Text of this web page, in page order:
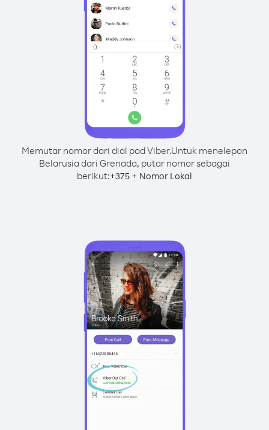
Memutar nomor dari dial pad Viber.Untuk menelepon
Belarusia dari Grenada, putar nomor sebagai
berikut:+375 + Nomor Lokal